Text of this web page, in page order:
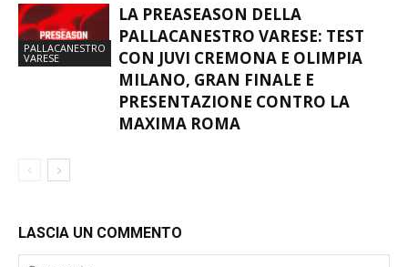
PALLACANESTRO
VARESE
LA PREASEASON DELLA
PALLACANESTRO VARESE: TEST
CON JUVI CREMONA E OLIMPIA
MILANO, GRAN FINALE E
PRESENTAZIONE CONTRO LA
MAXIMA ROMA
LASCIA UN COMMENTO